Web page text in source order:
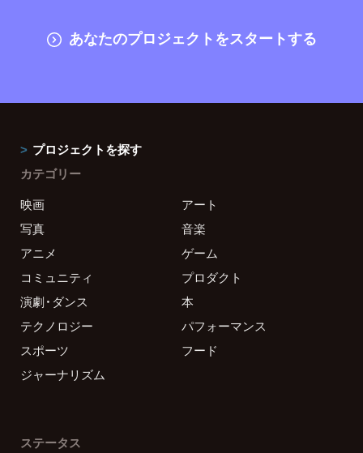
あなたのプロジェクトをスタートする
プロジェクトを探す
カテゴリー
映画
アート
写真
音楽
アニメ
ゲーム
コミュニティ
プロダクト
演劇・ダンス
本
テクノロジー
パフォーマンス
スポーツ
フード
ジャーナリズム
ステータス